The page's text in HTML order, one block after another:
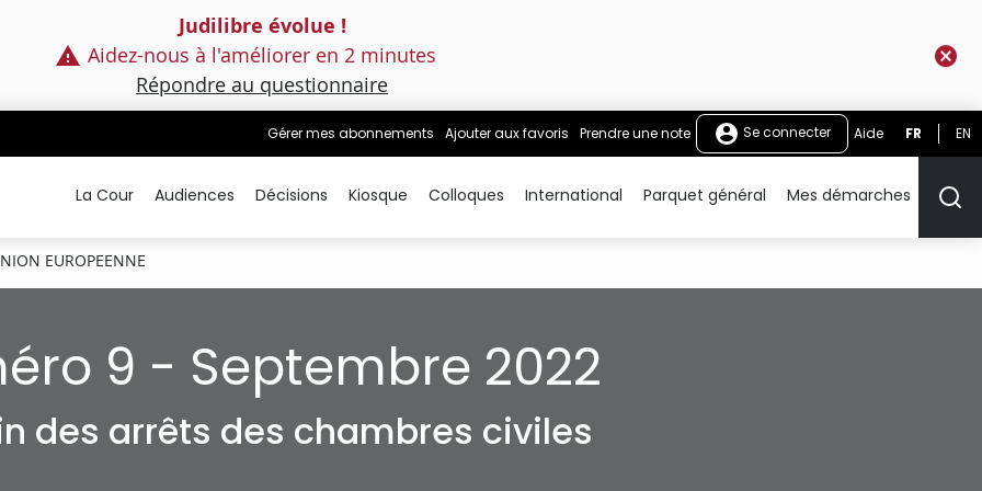
Judilibre évolue !
Aidez-nous à l'améliorer en 2 minutes
Répondre au questionnaire
Gérer mes abonnements Ajouter aux favoris Prendre une note Se connecter Aide FR EN
La Cour Audiences Décisions Kiosque Colloques International Parquet général Mes démarches
EUROPEENNE
9 - Septembre 2022
des arrêts des chambres civiles